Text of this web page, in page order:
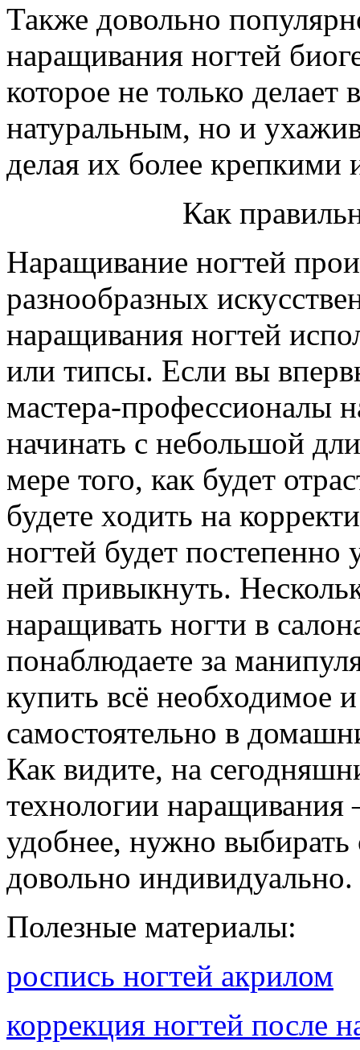
Также довольно
наращивания ногтей
которое не только
натуральным, но и
делая их более крепкими
Как
Наращивание ногтей
разнообразных
наращивания ногтей
или типсы. Если вы
мастера-профессионалы
начинать с небольшой
мере того, как будет
будете ходить на
ногтей будет постепенно
ней привыкнуть.
наращивать ногти в
понаблюдаете за
купить всё необходимое
самостоятельно в
Как видите, на
технологии наращивания
удобнее, нужно выбирать
довольно индивидуально.
Полезные материалы:
роспись ногтей акрилом
коррекция ногтей после